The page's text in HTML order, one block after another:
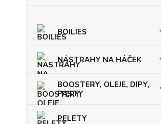
BOILIES
NÁSTRAHY NA HÁČEK
BOOSTERY, OLEJE, DIPY,
PASTY
PELETY